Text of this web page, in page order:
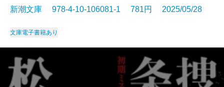
新潮文庫 978-4-10-106081-1 781円 2025/05/28
文庫電子書籍あり